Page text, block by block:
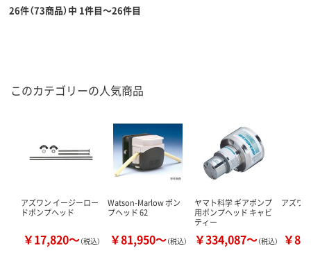
26件（73商品）中 1件目～26件目
このカテゴリーの人気商品
アズワン イージーロー
ドポンプヘッド
￥17,820～（税込）
Watson-Marlow ポン
プヘッド 62
￥81,950～（税込）
ヤマト科学 ギアポンプ
用ポンプヘッド キャビ
ティー
￥334,087～（税込）
アズワ
￥